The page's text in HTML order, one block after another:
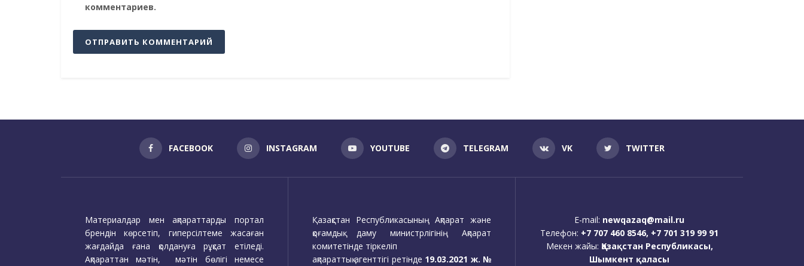
комментариев.
FACEBOOK INSTAGRAM YOUTUBE TELEGRAM VK TWITTER
Материалдар мен ақпараттарды портал
брендін көрсетіп, гиперсілтеме жасаған
жағдайда ғана қолдануға рұқсат етіледі.
Ақпараттан мәтін, мәтін бөлігі немесе
Қазақстан Республикасының Ақпарат және
қоғамдық даму министрлігінің Ақпарат
комитетінде тіркеліп
ақпараттық агенттігі ретінде 19.03.2021 ж. №
E-mail: newqazaq@mail.ru
Телефон: +7 707 460 8546, +7 701 319 99 91
Мекен жайы: Қазақстан Республикасы,
Шымкент қаласы